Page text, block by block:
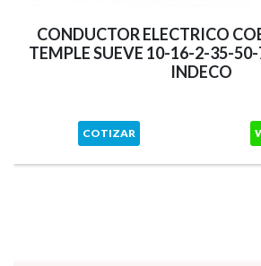
CONDUCTOR ELECTRICO
TEMPLE SUEVE 10-16-2-35-
INDECO
COTIZAR